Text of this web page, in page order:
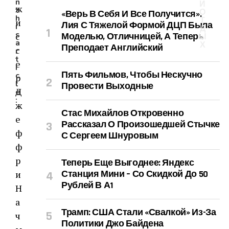
О
Т
Д
Ы
ж
и
с
с
е
р
Д
ж
е
ф
ф
р
и
Н
а
ч
t
h
i
s
a
r
t
i
c
l
e
:
«Верь В Себя И Все Получится».
Лия С Тяжелой Формой ДЦП Была
Моделью, Отличницей, А Теперь
Преподает Английский
Пять Фильмов, Чтобы Нескучно
Провести Выходные
Стас Михайлов Откровенно
Рассказал О Произошедшей Стычке
С Сергеем Шнуровым
Теперь Еще Выгоднее: Яндекс
Станция Мини – Со Скидкой До 50
Рублей В А1
Трамп: США Стали «свалкой» Из-За
Политики Джо Байдена